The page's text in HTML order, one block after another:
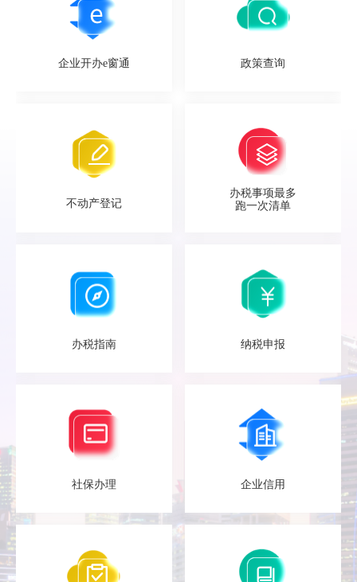
企业开办e窗通 政策查询
不动产登记
办税事项最多
跑一次清单
办税指南 纳税申报
社保办理 企业信用